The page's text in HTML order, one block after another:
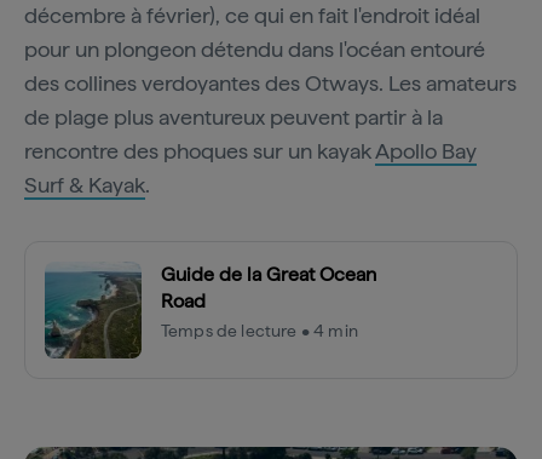
décembre à février), ce qui en fait l'endroit idéal
pour un plongeon détendu dans l'océan entouré
des collines verdoyantes des Otways. Les amateurs
de plage plus aventureux peuvent partir à la
rencontre des phoques sur un kayakApollo Bay
Surf & Kayak.
Guide de la Great Ocean
Road
Temps de lecture • 4 min